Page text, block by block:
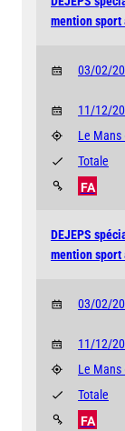
mention
03/02/
11/12/
Le Mans
FA
Totale
DEJEPS
mention
03/02/
11/12/
Le Mans
FA
Totale